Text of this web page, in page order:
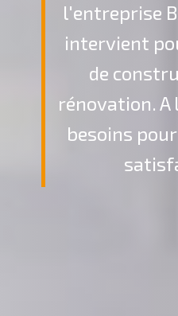
l'entreprise
intervient
de
rénovation. A
besoins